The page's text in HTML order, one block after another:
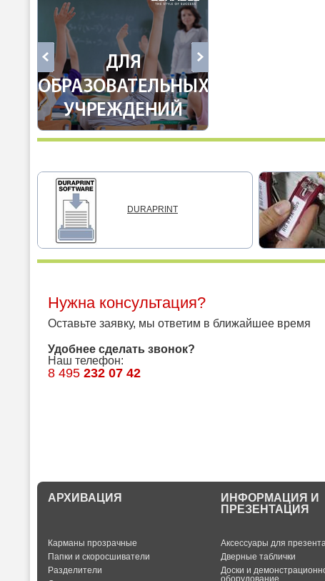
DURAPRINT
Нужна консультация?
Оставьте заявку, мы ответим в ближайшее время
Удобнее сделать звонок?
Наш телефон:
8 495 232 07 42
АРХИВАЦИЯ
Карманы прозрачные
Папки и скоросшиватели
Разделители
ИНФОРМАЦИЯ И
ПРЕЗЕНТАЦИЯ
Аксессуары для
Дверные таблички
Доски и
оборудование